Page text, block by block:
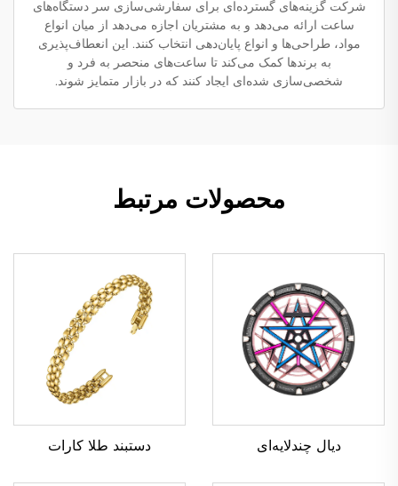
شرکت گزینه‌های گسترده‌ای برای سفارشی‌سازی سر دستگاه‌های
ساعت ارائه می‌دهد و به مشتریان اجازه می‌دهد از میان انواع
مواد، طراحی‌ها و انواع پایان‌دهی انتخاب کنند. این انعطاف‌پذیری
به برندها کمک می‌کند تا ساعت‌های منحصر به فرد و
شخصی‌سازی شده‌ای ایجاد کنند که در بازار متمایز شوند.
محصولات مرتبط
دیال چندلایه‌ای دستبند طلا کارات